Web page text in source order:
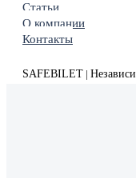
Статьи
О компании
Контакты
SAFEBILET